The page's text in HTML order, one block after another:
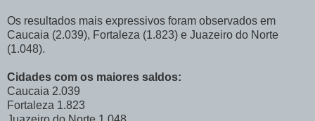
Os resultados mais expressivos foram observados em
Caucaia (2.039), Fortaleza (1.823) e Juazeiro do Norte
(1.048).
Cidades com os maiores saldos:
Caucaia 2.039
Fortaleza 1.823